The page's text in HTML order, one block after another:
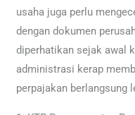
usaha juga perlu
dengan dokumen
diperhatikan sejak awal
administrasi kerap
perpajakan berlangsung